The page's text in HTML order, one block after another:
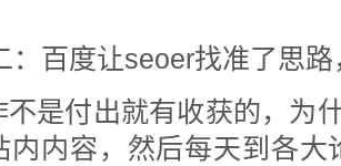
：百度让seoer找准了思
不是付出就有收获的，为
内内容，然后每天到各